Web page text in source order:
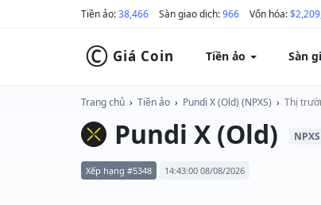
Tiền ảo:38,466 Sàn giao dịch:966 Vốn hóa:
© Giá Coin Tiền ảo Sàn
Trang chủ › Tiền ảo › Pundi X (Old) (NPXS) › Thị
Pundi X (Old) NPXS
Xếp hạng #5348 14:43:00 08/08/2026